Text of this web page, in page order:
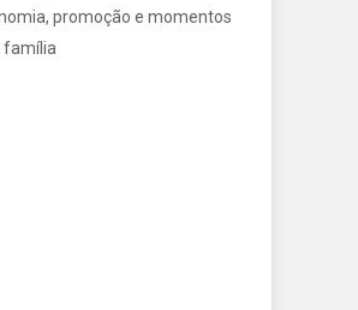
promoção e momentos
família